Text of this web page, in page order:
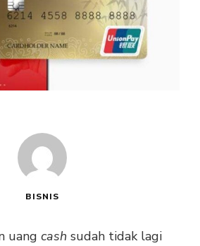
BISNIS
uang cash sudah tidak lagi